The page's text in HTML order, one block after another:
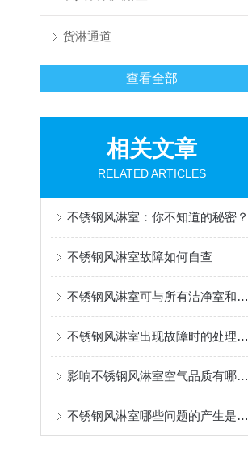
货淋通道
查看全部
相关文章
RELATED ARTICLES
不锈钢风淋室：你不知道的秘密？
不锈钢风淋室故障如何自查
不锈钢风淋室可与所有洁净室和洁净厂房配套使用
不锈钢风淋室出现故障时的处理方法有哪些？
影响不锈钢风淋室空气品质有哪几个要素
不锈钢风淋室哪些问题的产生是我们处理不了的